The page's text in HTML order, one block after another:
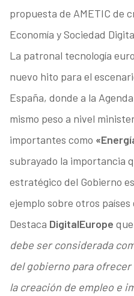
propuesta de AMETIC de
Economía y Sociedad
La patronal tecnología
nuevo hito para el
España, donde a la
mismo peso a nivel
importantes como
subrayado la importancia
estratégico del Gobierno
ejemplo sobre otros
Destaca DigitalEurope que
debe ser considerada
del gobierno para
la creación de empleo e